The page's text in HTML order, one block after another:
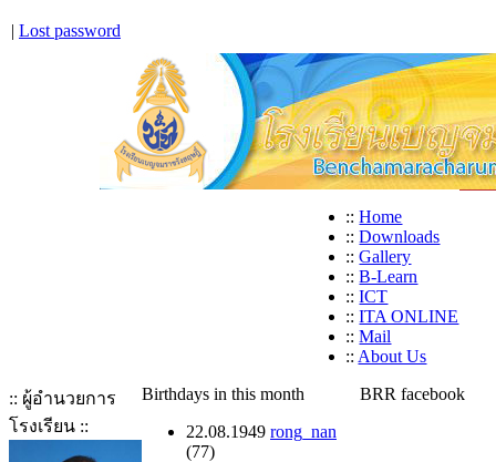
| Lost password
:: Home
:: Downloads
:: Gallery
:: B-Learn
:: ICT
:: ITA ONLINE
:: Mail
:: About Us
:: ผู้อำนวยการ
โรงเรียน ::
Birthdays in this month
22.08.1949 rong_nan
(77)
BRR facebook